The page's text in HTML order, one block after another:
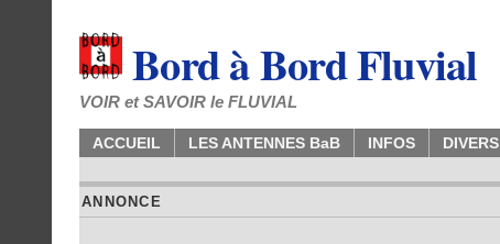
Bord à Bord Fluvial
VOIR et SAVOIR le FLUVIAL
ACCUEIL LES ANTENNES BaB INFOS DIVERS
ANNONCE